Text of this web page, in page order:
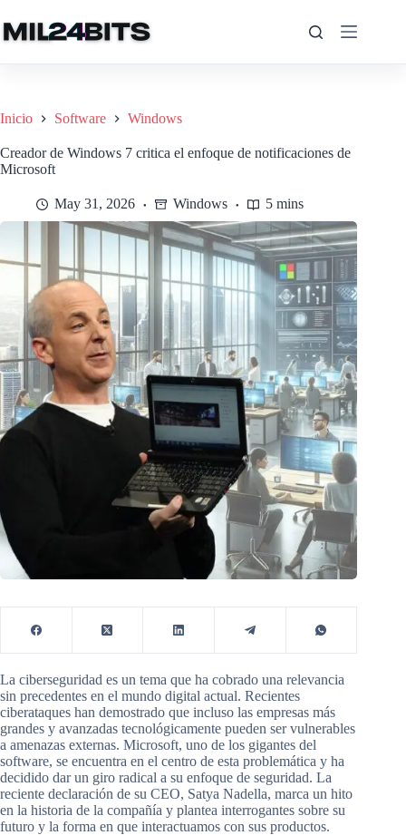
al
contenido
Inicio Software Windows
Creador de Windows 7 critica el enfoque de notificaciones de
Microsoft
May 31, 2026 Windows 5 mins
La ciberseguridad es un tema que ha cobrado una relevancia
sin precedentes en el mundo digital actual. Recientes
ciberataques han demostrado que incluso las empresas más
grandes y avanzadas tecnológicamente pueden ser vulnerables
a amenazas externas. Microsoft, uno de los gigantes del
software, se encuentra en el centro de esta problemática y ha
decidido dar un giro radical a su enfoque de seguridad. La
reciente declaración de su CEO, Satya Nadella, marca un hito
en la historia de la compañía y plantea interrogantes sobre su
futuro y la forma en que interactuamos con sus productos.